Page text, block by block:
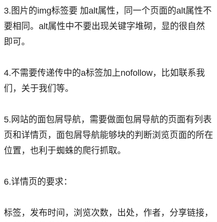
3.图片的img标签要 加alt属性，同一个页面的alt属性不
要相同。alt属性中不要出现关键字堆砌，显的很自然
即可。
4.不需要传递传中的a标签加上nofollow，比如联系我
们，关于我们等。
5.网站的面包屑导航，需要做面包屑导航的页面有列表
页和详情页，面包屑导航能够块的判断浏览页面的所在
位置，也利于蜘蛛的爬行抓取。
6.详情页的要求：
标签，发布时间，浏览次数，出处，作者，分享链接，